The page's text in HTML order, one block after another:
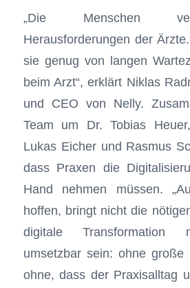
„Die Menschen
Herausforderungen der
sie genug von langen
beim Arzt“, erklärt Niklas
und CEO von Nelly.
Team um Dr. Tobias
Lukas Eicher und Rasmus
dass Praxen die
Hand nehmen müssen.
hoffen, bringt nicht die
digitale Transformation
umsetzbar sein: ohne große
ohne, dass der Praxisalltag